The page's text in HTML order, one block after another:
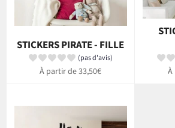
STICKERS PIRATE - FILLE
(pas d'avis)
À partir de 33,50€ À